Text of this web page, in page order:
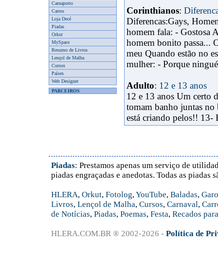
Carnaporto
Carros
Loja Decé
Piadas
Orkut
MySpace
Resumo de Livros
Lençol de Malha
Cursos
Países
Web Designer
PARCEIROS
Corinthianos:
Diferencas:Gays,
homem fala: - Gostosa
homem bonito passa...
meu Quando estão no
mulher: - Porque
Adulto: 12 e 13 anos
12 e 13 anos Um certo
tomam banho juntas no
está criando pelos!! 13-
Piadas: Prestamos apenas um serviço de
piadas engraçadas e anedotas. Todas as piadas
HLERA, Orkut, Fotolog,YouTube, Baladas,
Livros, Lençol de Malha, Cursos, Carnaval,
de Notícias, Piadas, Poemas, Festa, Recados
HLERA.COM.BR ® 2002-2026 - Política de